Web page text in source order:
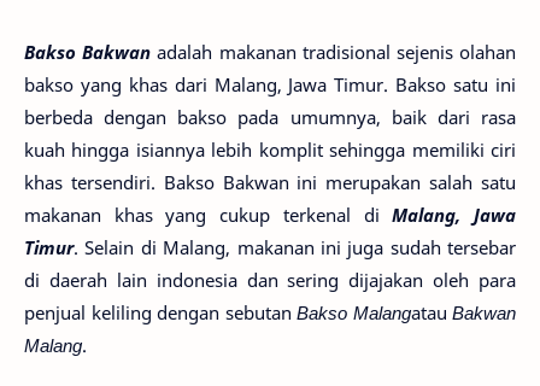
Bakso Bakwan adalah makanan tradisional sejenis olahan
bakso yang khas dari Malang, Jawa Timur. Bakso satu ini
berbeda dengan bakso pada umumnya, baik dari rasa
kuah hingga isiannya lebih komplit sehingga memiliki ciri
khas tersendiri. Bakso Bakwan ini merupakan salah satu
makanan khas yang cukup terkenal diMalang, Jawa
Timur. Selain di Malang, makanan ini juga sudah tersebar
di daerah lain indonesia dan sering dijajakan oleh para
penjual keliling dengan sebutan Bakso Malangatau Bakwan
Malang.